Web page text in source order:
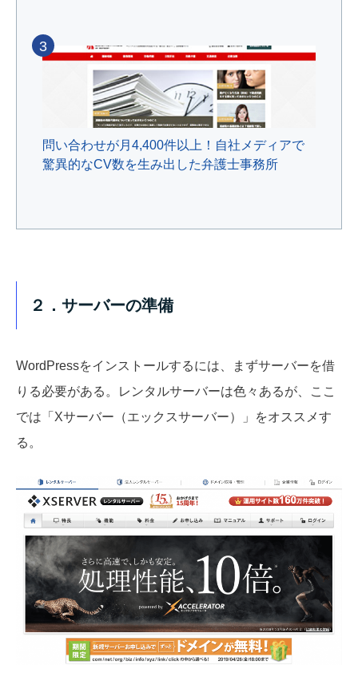
問い合わせが月4,400件以上！自社メディアで
驚異的なCV数を生み出した弁護士事務所
3
２．サーバーの準備
WordPressをインストールするには、まずサーバーを借
りる必要がある。レンタルサーバーは色々あるが、ここ
では「Xサーバー（エックスサーバー）」をオススメす
る。